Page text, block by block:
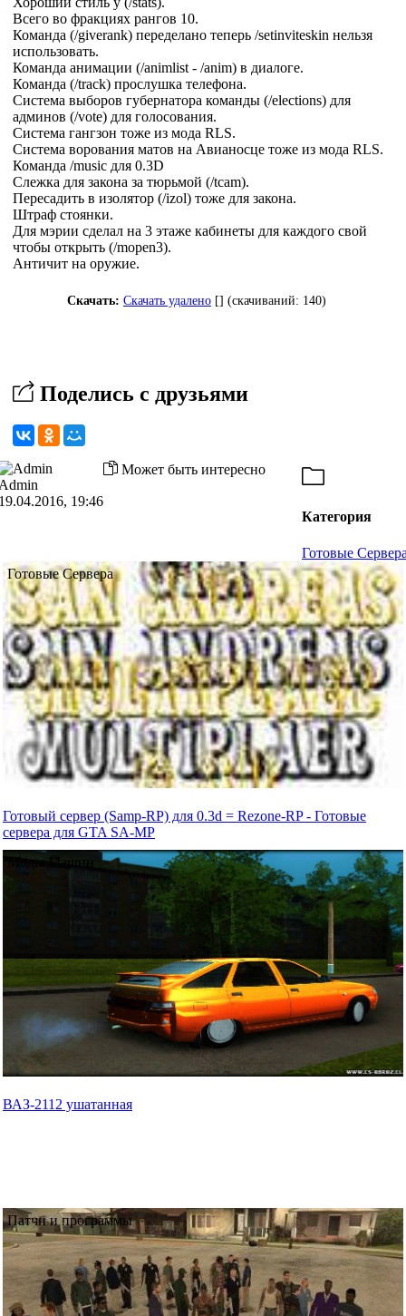
Всего во фракциях рангов 10.
Команда (/giverank) переделано теперь /setinviteskin нельзя
использовать.
Команда анимации (/animlist - /anim) в диалоге.
Команда (/track) прослушка телефона.
Система выборов губернатора команды (/elections) для
админов (/vote) для голосования.
Система гангзон тоже из мода RLS.
Система ворования матов на Авианосце тоже из мода RLS.
Команда /music для 0.3D
Слежка для закона за тюрьмой (/tcam).
Пересадить в изолятор (/izol) тоже для закона.
Штраф стоянки.
Для мэрии сделал на 3 этаже кабинеты для каждого свой
чтобы открыть (/mopen3).
Античит на оружие.
Скачать: Скачать удалено [] (cкачиваний: 140)
Поделись с друзьями
19:46
Категория
Готовые
Может быть интересно
Готовые Сервера
Готовый сервер (Samp-RP) для 0.3d = Rezone-RP - Готовые
сервера для GTA SA-MP
Моды Машин
ВАЗ-2112 ушатанная
Патчи и программы